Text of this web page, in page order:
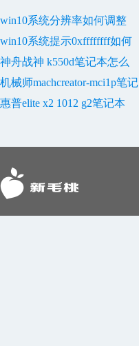
win10系统分辨率如何调整
win10系统提示0xffffffff如何
神舟战神 k550d笔记本怎么
机械师machcreator-mci1p笔记
惠普elite x2 1012 g2笔记本